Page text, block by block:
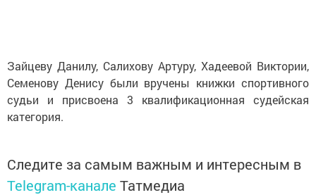
Зайцеву Данилу, Салихову Артуру, Хадеевой Виктории,
Семенову Денису были вручены книжки спортивного
судьи и присвоена 3 квалификационная судейская
категория.
Следите за самым важным и интересным в
Telegram-канале Татмедиа